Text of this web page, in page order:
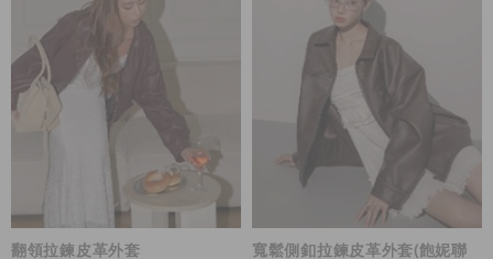
翻領拉鍊皮革外套 寬鬆側釦拉鍊皮革外套(飽妮聯